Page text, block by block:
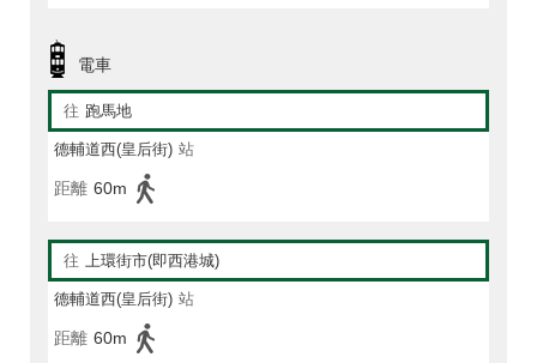
電車
往 跑馬地
德輔道西(皇后街) 站
距離 60m
往 上環街市(即西港城)
德輔道西(皇后街) 站
距離 60m